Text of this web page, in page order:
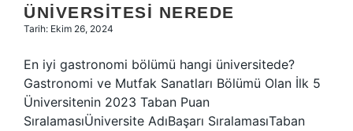
ÜNIVERSITESI NEREDE
Tarih: Ekim 26, 2024
En iyi gastronomi bölümü hangi üniversitede?
Gastronomi ve Mutfak Sanatları Bölümü Olan İlk 5
Üniversitenin 2023 Taban Puan
SıralamasıÜniversite AdıBaşarı SıralamasıTaban